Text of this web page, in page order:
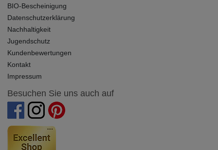
BIO-Bescheinigung
Datenschutzerklärung
Nachhaltigkeit
Jugendschutz
Kundenbewertungen
Kontakt
Impressum
Besuchen Sie uns auch auf